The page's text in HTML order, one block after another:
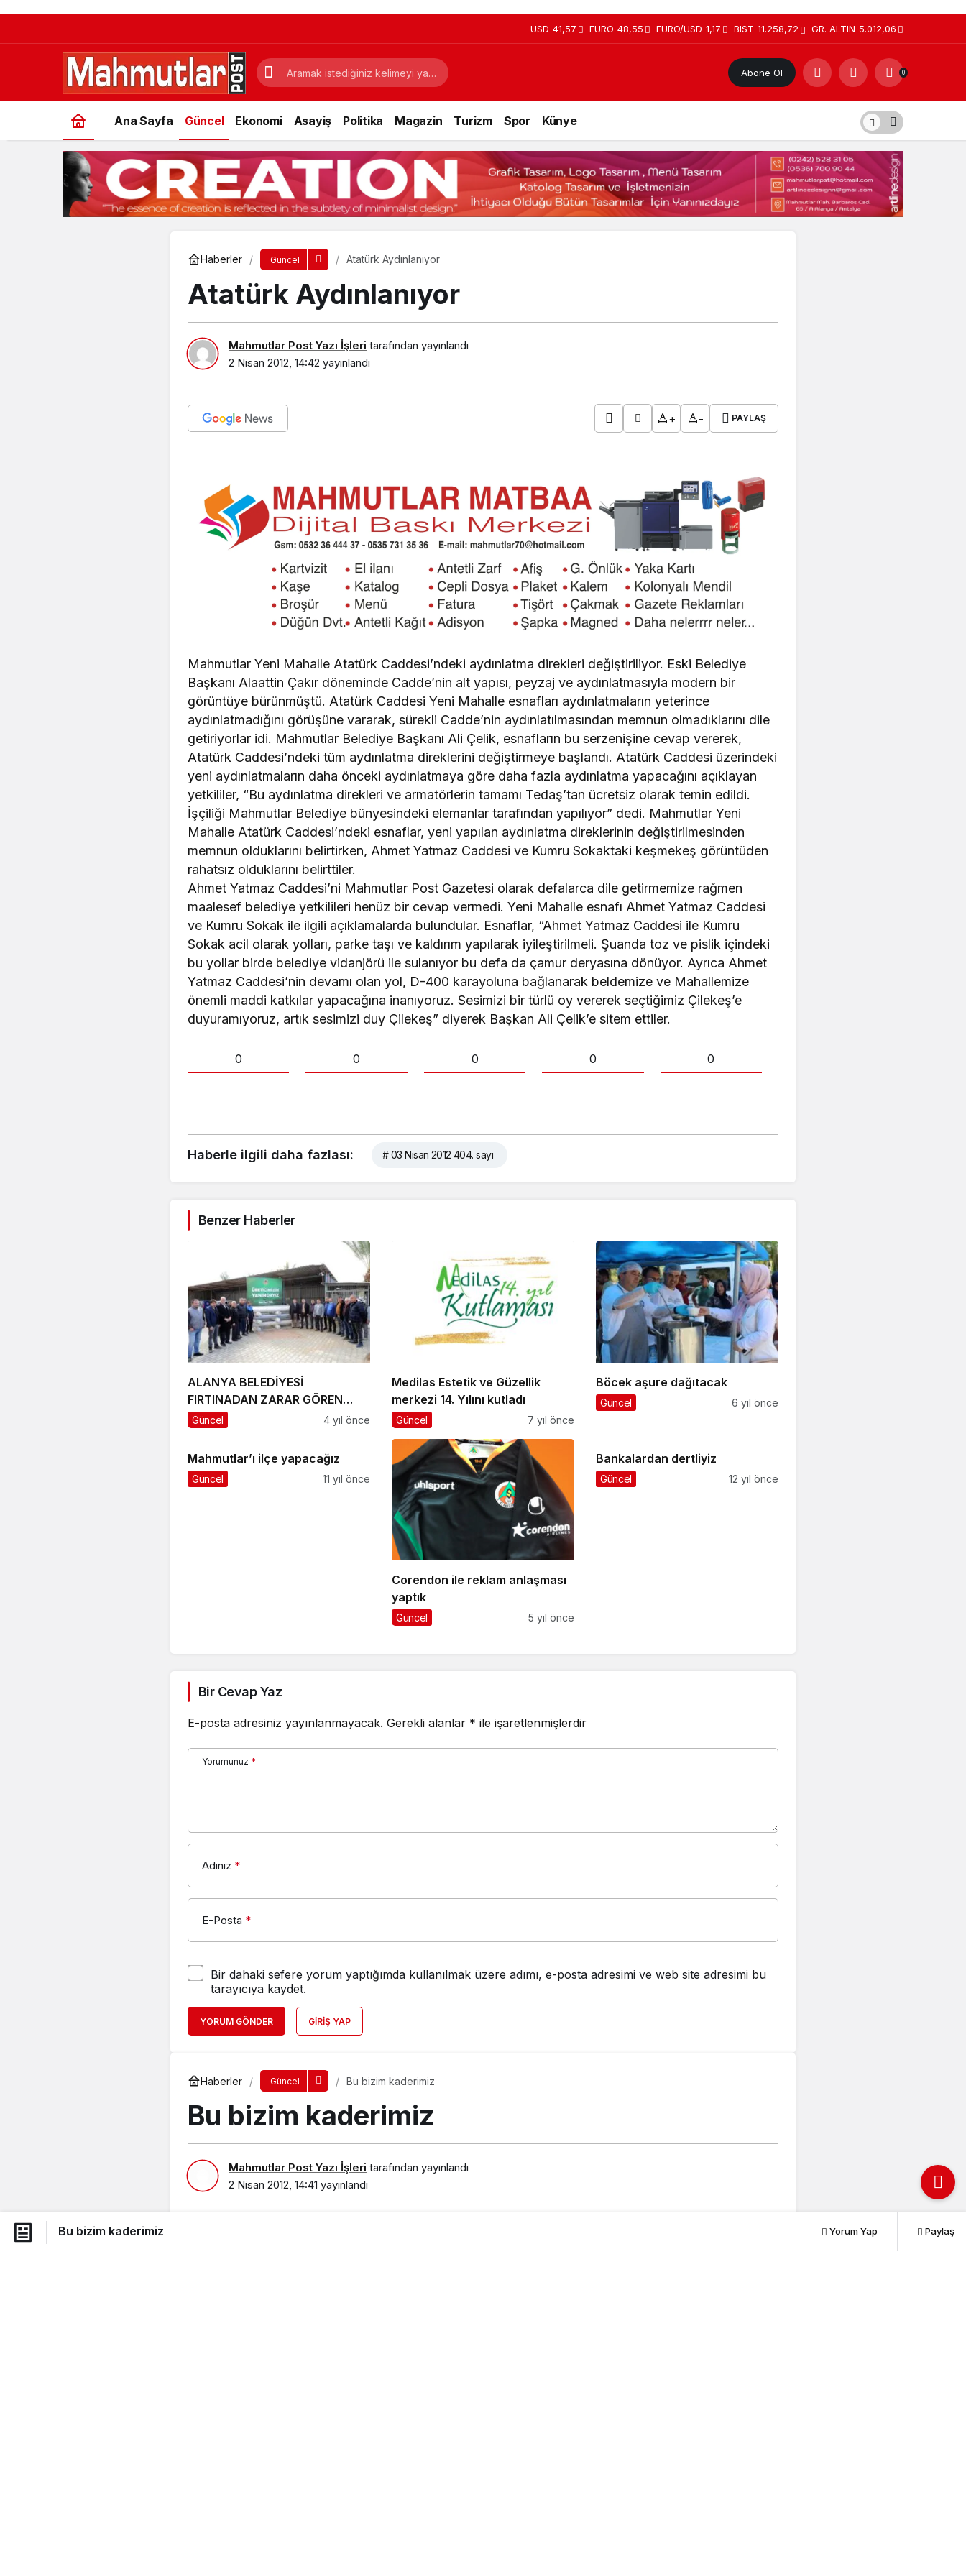
USD 41,57 EURO 48,55 EURO/USD 1,17 BIST 11.258,72 GR. ALTIN 5.012,06
Abone Ol 0
Ana Sayfa Güncel Ekonomi Asayiş Politika Magazin Turizm Spor Künye
Haberler Güncel Atatürk Aydınlanıyor
Atatürk Aydınlanıyor
Mahmutlar Post Yazı İşleri tarafından yayınlandı
2 Nisan 2012, 14:42 yayınlandı
+ - PAYLAŞ
Mahmutlar Yeni Mahalle Atatürk Caddesi’ndeki aydınlatma direkleri değiştiriliyor. Eski Belediye
Başkanı Alaattin Çakır döneminde Cadde’nin alt yapısı, peyzaj ve aydınlatmasıyla modern bir
görüntüye bürünmüştü. Atatürk Caddesi Yeni Mahalle esnafları aydınlatmaların yeterince
aydınlatmadığını görüşüne vararak, sürekli Cadde’nin aydınlatılmasından memnun olmadıklarını dile
getiriyorlar idi. Mahmutlar Belediye Başkanı Ali Çelik, esnafların bu serzenişine cevap vererek,
Atatürk Caddesi’ndeki tüm aydınlatma direklerini değiştirmeye başlandı. Atatürk Caddesi üzerindeki
yeni aydınlatmaların daha önceki aydınlatmaya göre daha fazla aydınlatma yapacağını açıklayan
yetkililer, “Bu aydınlatma direkleri ve armatörlerin tamamı Tedaş’tan ücretsiz olarak temin edildi.
İşçiliği Mahmutlar Belediye bünyesindeki elemanlar tarafından yapılıyor” dedi. Mahmutlar Yeni
Mahalle Atatürk Caddesi’ndeki esnaflar, yeni yapılan aydınlatma direklerinin değiştirilmesinden
memnun olduklarını belirtirken, Ahmet Yatmaz Caddesi ve Kumru Sokaktaki keşmekeş görüntüden
rahatsız olduklarını belirttiler.
Ahmet Yatmaz Caddesi’ni Mahmutlar Post Gazetesi olarak defalarca dile getirmemize rağmen
maalesef belediye yetkilileri henüz bir cevap vermedi. Yeni Mahalle esnafı Ahmet Yatmaz Caddesi
ve Kumru Sokak ile ilgili açıklamalarda bulundular. Esnaflar, “Ahmet Yatmaz Caddesi ile Kumru
Sokak acil olarak yolları, parke taşı ve kaldırım yapılarak iyileştirilmeli. Şuanda toz ve pislik içindeki
bu yollar birde belediye vidanjörü ile sulanıyor bu defa da çamur deryasına dönüyor. Ayrıca Ahmet
Yatmaz Caddesi’nin devamı olan yol, D-400 karayoluna bağlanarak beldemize ve Mahallemize
önemli maddi katkılar yapacağına inanıyoruz. Sesimizi bir türlü oy vererek seçtiğimiz Çilekeş’e
duyuramıyoruz, artık sesimizi duy Çilekeş” diyerek Başkan Ali Çelik’e sitem ettiler.
0 0 0 0 0
Haberle ilgili daha fazlası: # 03 Nisan 2012 404. sayı
Benzer Haberler
ALANYA BELEDİYESİ
FIRTINADAN ZARAR GÖREN
ÇİFTÇİLERİ UNUTMADI
SERALARI İÇİN NAYLON
DESTEĞİ VERİLDİ
Güncel 4 yıl önce
Medilas Estetik ve Güzellik
merkezi 14. Yılını kutladı
Güncel 7 yıl önce
Böcek aşure dağıtacak
Güncel 6 yıl önce
Mahmutlar’ı ilçe yapacağız
Güncel 11 yıl önce
Corendon ile reklam anlaşması
yaptık
Güncel 5 yıl önce
Bankalardan dertliyiz
Güncel 12 yıl önce
Bir Cevap Yaz
E-posta adresiniz yayınlanmayacak. Gerekli alanlar * ile işaretlenmişlerdir
Yorumunuz *
Adınız *
E-Posta *
Bir dahaki sefere yorum yaptığımda kullanılmak üzere adımı, e-posta adresimi ve web site adresimi bu
tarayıcıya kaydet.
YORUM GÖNDER GIRIŞ YAP
Haberler Güncel Bu bizim kaderimiz
Bu bizim kaderimiz
Mahmutlar Post Yazı İşleri tarafından yayınlandı
2 Nisan 2012, 14:41 yayınlandı
Bu bizim kaderimiz Yorum Yap Paylaş